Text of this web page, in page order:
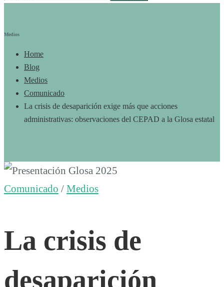
Medios
Home
Blog
Medios
Comunicado
La crisis de desaparición exige más que acciones
administrativas: observaciones del CEPAD a la Glosa estatal
La
de
desaparición
Comunicado / Medios
La crisis de
desaparición